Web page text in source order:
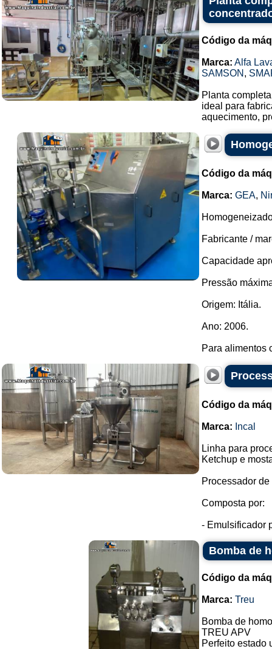
Código da
Marca: Alfa
SAMSON ,
Planta
ideal para
aquecimento,
Código da
Marca: GEA,
Fabricante /
Capacidade
Pressão
Origem: Itália.
Ano: 2006.
Para alimentos
Código da
Marca: Incal
Linha para
Ketchup e
Processador
Composta por:
- Emulsificador
Bomba de
Código da
Marca: Treu
Bomba de
TREU APV
Perfeito estado